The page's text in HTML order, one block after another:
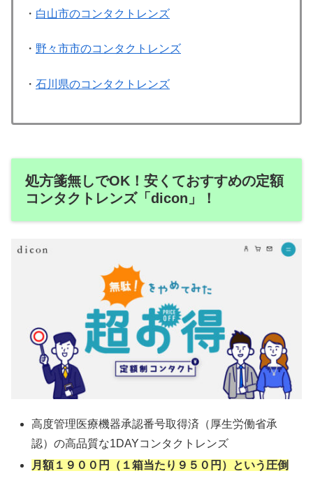
・ 白山市のコンタクトレンズ
・ 野々市市のコンタクトレンズ
・ 石川県のコンタクトレンズ
処方箋無しでOK！安くておすすめの定額
コンタクトレンズ「dicon」！
高度管理医療機器承認番号取得済（厚生労働省承
認）の高品質な1DAYコンタクトレンズ
月額１９００円（１箱当たり９５０円）という圧倒